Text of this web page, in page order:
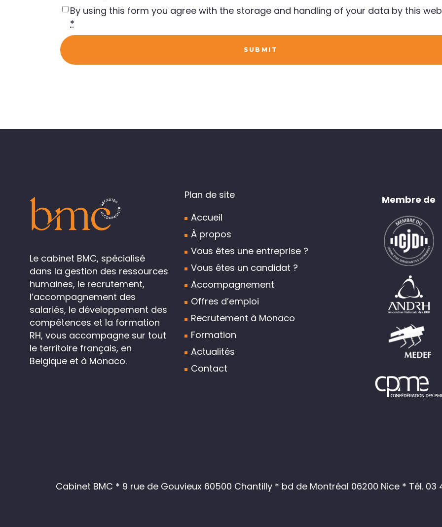
By using this form you agree with the storage and handling of your data by this
*
Le cabinet BMC, spécialisé
dans la gestion des ressources
humaines, le recrutement,
l’accompagnement des
salariés, le développement des
compétences et la formation
RH, vous accompagne sur tout
le territoire français, en
Belgique et à Monaco.
Plan de site
Accueil
À propos
Vous êtes une entreprise ?
Vous êtes un candidat ?
Accompagnement
Offres d’emploi
Recrutement à Monaco
Formation
Actualités
Contact
Membre de
Cabinet BMC * 9 rue de Gouvieux 60500 Chantilly * bd de Montréal 06200 Nice * Tél. 03